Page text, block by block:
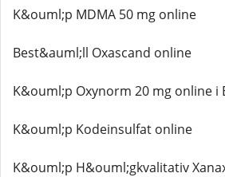
K&ouml;p MDMA 50 mg online
Best&auml;ll Oxascand online
K&ouml;p Oxynorm 20 mg online i
K&ouml;p Kodeinsulfat online
K&ouml;p H&ouml;gkvalitativ